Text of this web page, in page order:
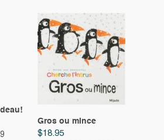
Gros ou mince
$18.95